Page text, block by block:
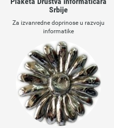
Srbije
Za izvanredne doprinose u razvoju
informatike